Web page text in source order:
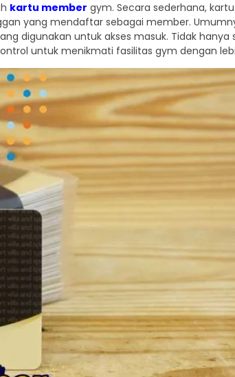
kartu member gym. Secara sederhana,
yang mendaftar sebagai member.
digunakan untuk akses masuk. Tidak hanya
untuk menikmati fasilitas gym dengan